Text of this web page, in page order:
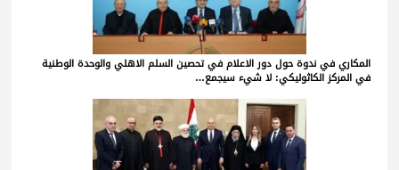
المكاري في ندوة حول دور الاعلام في تحصين السلم الاهلي والوحدة الوطنية
في المركز الكاثوليكي: لا شيء سيجمع…